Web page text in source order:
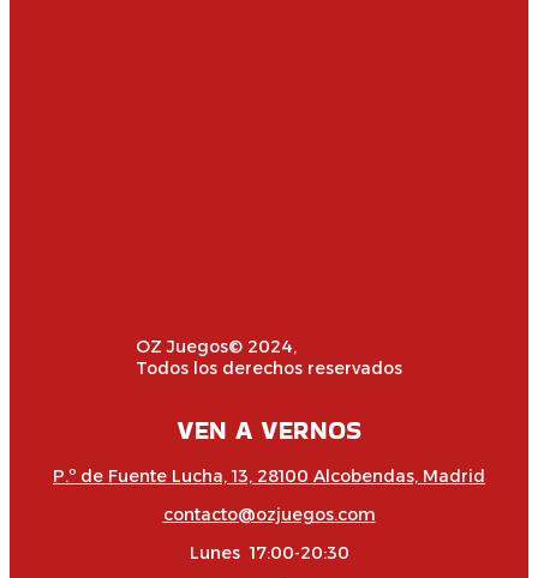
OZ Juegos© 2024,
Todos los derechos reservados
VEN A VERNOS
P.º de Fuente Lucha, 13, 28100 Alcobendas, Madrid
contacto@ozjuegos.com
Lunes 17:00-20:30